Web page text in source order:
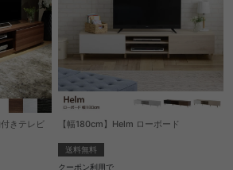
きテレビ
【幅180cm】Helm ローボード
送料無料
クーポン利用で